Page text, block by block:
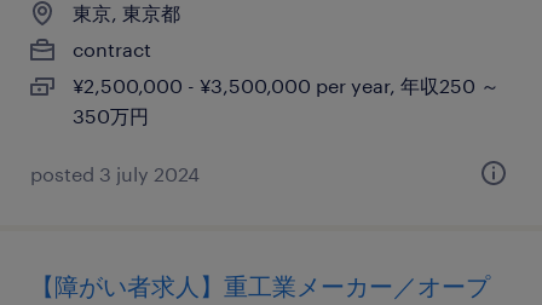
東京, 東京都
contract
¥2,500,000 - ¥3,500,000 per year, 年収250 ～
350万円
posted 3 july 2024
【障がい者求人】重工業メーカー／オープ